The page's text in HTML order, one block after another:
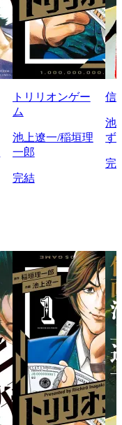
トリリオンゲー
ム
池上遼一/稲垣理
一郎
完結
信
池
ず
完